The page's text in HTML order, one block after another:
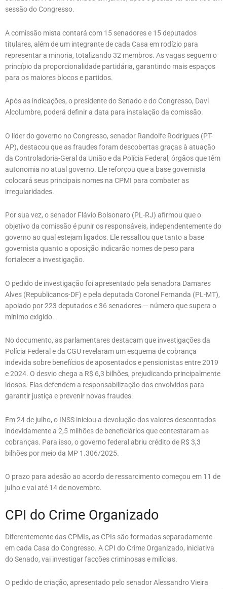
sessão do Congresso.
A comissão mista contará com 15 senadores e 15 deputados
titulares, além de um integrante de cada Casa em rodízio para
representar a minoria, totalizando 32 membros. As vagas seguem o
princípio da proporcionalidade partidária, garantindo mais espaços
para os maiores blocos e partidos.
Após as indicações, o presidente do Senado e do Congresso, Davi
Alcolumbre, poderá definir a data para instalação da comissão.
O líder do governo no Congresso, senador Randolfe Rodrigues (PT-
AP), destacou que as fraudes foram descobertas graças à atuação
da Controladoria-Geral da União e da Polícia Federal, órgãos que têm
autonomia no atual governo. Ele reforçou que a base governista
colocará seus principais nomes na CPMI para combater as
irregularidades.
Por sua vez, o senador Flávio Bolsonaro (PL-RJ) afirmou que o
objetivo da comissão é punir os responsáveis, independentemente do
governo ao qual estejam ligados. Ele ressaltou que tanto a base
governista quanto a oposição indicarão nomes de peso para
fortalecer a investigação.
O pedido de investigação foi apresentado pela senadora Damares
Alves (Republicanos-DF) e pela deputada Coronel Fernanda (PL-MT),
apoiado por 223 deputados e 36 senadores — número que supera o
mínimo exigido.
No documento, as parlamentares destacam que investigações da
Polícia Federal e da CGU revelaram um esquema de cobrança
indevida sobre benefícios de aposentados e pensionistas entre 2019
e 2024. O desvio chega a R$ 6,3 bilhões, prejudicando principalmente
idosos. Elas defendem a responsabilização dos envolvidos para
garantir justiça e prevenir novas fraudes.
Em 24 de julho, o INSS iniciou a devolução dos valores descontados
indevidamente a 2,5 milhões de beneficiários que contestaram as
cobranças. Para isso, o governo federal abriu crédito de R$ 3,3
bilhões por meio da MP 1.306/2025.
O prazo para adesão ao acordo de ressarcimento começou em 11 de
julho e vai até 14 de novembro.
CPI do Crime Organizado
Diferentemente das CPMIs, as CPIs são formadas separadamente
em cada Casa do Congresso. A CPI do Crime Organizado, iniciativa
do Senado, vai investigar facções criminosas e milícias.
O pedido de criação, apresentado pelo senador Alessandro Vieira